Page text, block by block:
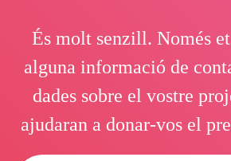
És molt senzill. Només
alguna informació de
dades sobre el vostre
ajudaran a donar-vos el